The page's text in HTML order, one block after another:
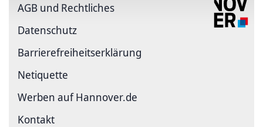
AGB und Rechtliches
Datenschutz
Barriere­freiheits­erklärung
Netiquette
Werben auf Hannover.de
Kontakt